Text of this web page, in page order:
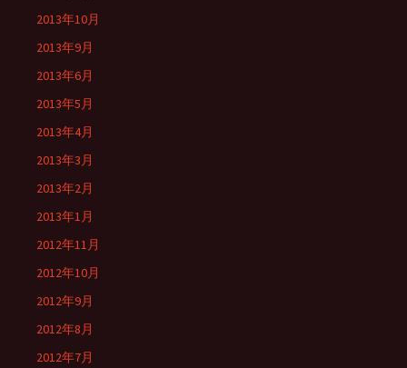
2013年10月
2013年9月
2013年6月
2013年5月
2013年4月
2013年3月
2013年2月
2013年1月
2012年11月
2012年10月
2012年9月
2012年8月
2012年7月